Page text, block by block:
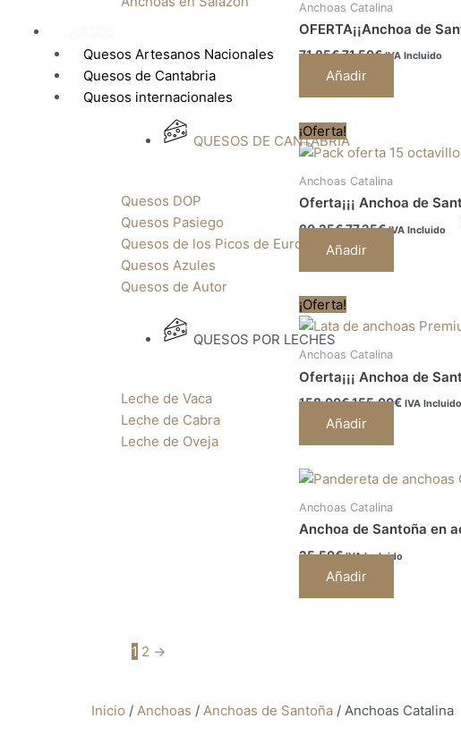
Quesos Artesanos Nacionales
Quesos de Cantabria
Quesos internacionales
QUESOS DE CANTABRIA
Quesos DOP
Quesos Pasiego
Quesos de los Picos de Europa
Quesos Azules
Quesos de Autor
QUESOS POR LECHES
Leche de Vaca
Leche de Cabra
Leche de Oveja
Anchoas Catalina
OFERTA¡¡Anchoa de
71,85€
71,85€.
71,50€
71,50€.
IVA Incluido
Añadir
¡Oferta!
Anchoas Catalina
Oferta¡¡¡ Anchoa de
80,25€
El
precio
original
80,25€.
77,25€
actual
77,25€.
IVA Incluido
Añadir
¡Oferta!
Anchoas Catalina
Oferta¡¡¡ Anchoa de
158,00€
original
era:
158,00€.
155,00€
actual
IVA Incluido
Añadir
Anchoas Catalina
Anchoa de Santoña en
25,50€ IVA Incluido
Añadir
1 2 →
Inicio / Anchoas / Anchoas de Santoña / Anchoas Catalina